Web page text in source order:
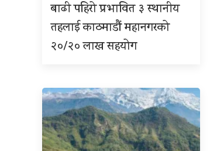
बाढी पहिरो प्रभावित ३ स्थानीय
तहलाई काठमाडौं महानगरको
२०/२० लाख सहयोग